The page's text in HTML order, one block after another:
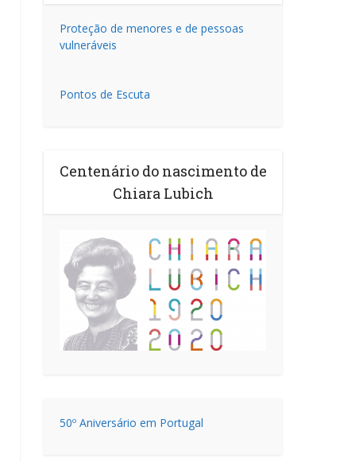
Proteção de menores e de pessoas
vulneráveis
Pontos de Escuta
Centenário do nascimento de
Chiara Lubich
50º Aniversário em Portugal